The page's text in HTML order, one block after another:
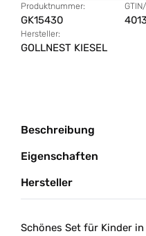
Produktnummer:
GK15430
Hersteller:
GOLLNEST KIESEL
Beschreibung
Eigenschaften
Hersteller
Schönes Set für Kinder